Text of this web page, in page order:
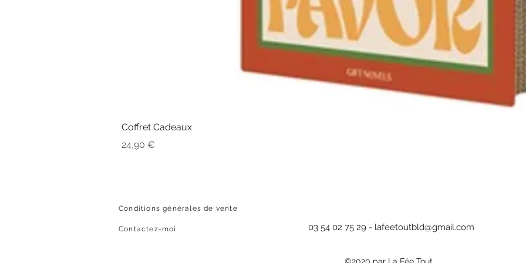
Coffret Cadeaux
Prix
24,90 €
Conditions générales de vente
Contactez-moi 03 54 02 75 29 - lafeetoutbld@gmail.com
©2020 par La Fée Tout